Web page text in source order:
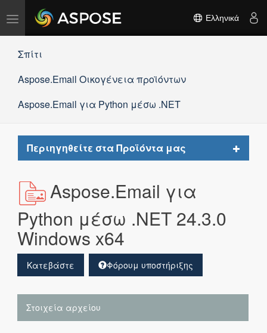
Εναλλαγή
πλοήγησης
Ελληνικά
Σπίτι
Aspose.Email Οικογένεια προϊόντων
Aspose.Email για Python μέσω .NET
Περιηγηθείτε στα Προϊόντα μας
Toggle
Aspose.Email για
Python μέσω .NET 24.3.0
Windows x64
Κατεβάστε Φόρουμ υποστήριξης
Στοιχεία αρχείου